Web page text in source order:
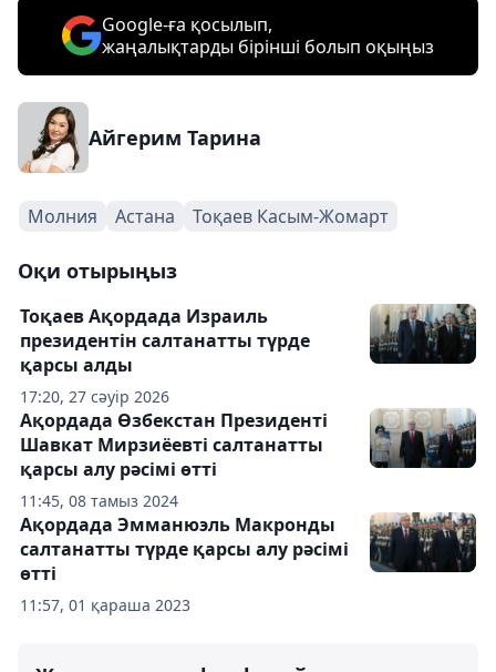
Google-ға қосылып,
жаңалықтарды бірінші болып оқыңыз
Айгерим Тарина
Молния Астана Тоқаев Касым-Жомарт
Оқи отырыңыз
17:20, 27 сәуір 2026
Тоқаев Ақордада Израиль
президентін салтанатты түрде
қарсы алды
11:45, 08 тамыз 2024
Ақордада Өзбекстан Президенті
Шавкат Мирзиёевті салтанатты
қарсы алу рәсімі өтті
11:57, 01 қараша 2023
Ақордада Эмманюэль Макронды
салтанатты түрде қарсы алу рәсімі
өтті